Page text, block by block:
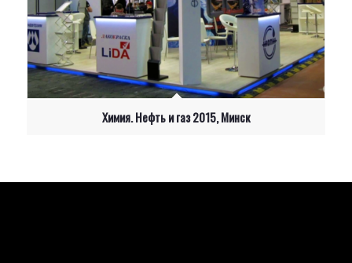
Химия. Нефть и газ 2015, Минск